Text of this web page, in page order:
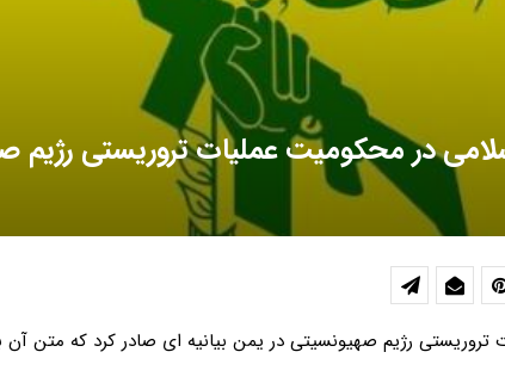
در محکومیت عملیات تروریستی رژیم
تروریستی رژیم صهیونسیتی در یمن بیانیه ای صادر کرد که متن